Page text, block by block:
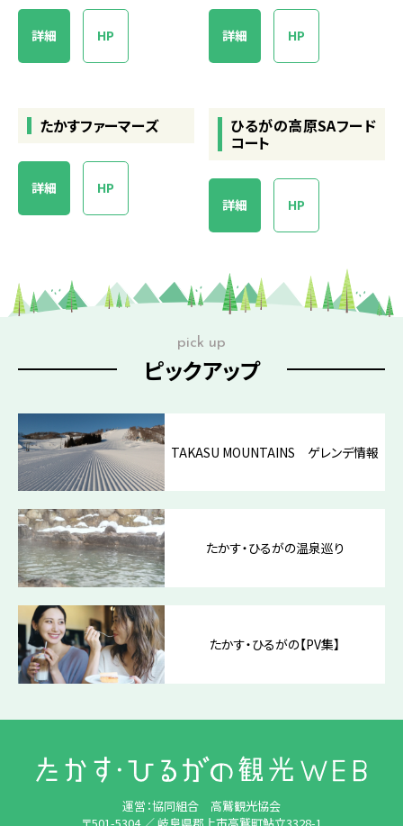
詳細 HP 詳細 HP
たかすファーマーズ
詳細 HP
ひるがの高原SAフード
コート
詳細 HP
pick up
ピックアップ
TAKASU MOUNTAINS ゲレンデ情報
たかす・ひるがの温泉巡り
たかす・ひるがの【PV集】
運営：協同組合 高鷲観光協会